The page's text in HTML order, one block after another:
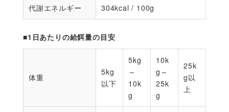
代謝エネルギー 304kcal / 100g
■1日あたりの給餌量の目安
体重
5kg
以下
5kg
～
10k
g
10k
g～
25k
g
25k
g以
上